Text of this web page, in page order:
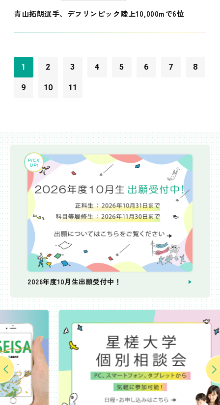
青山拓朗選手、デフリンピック陸上10,000mで6位
1 2 3 4 5 6 7 8
9 10 11
2026年度10月生出願受付中！